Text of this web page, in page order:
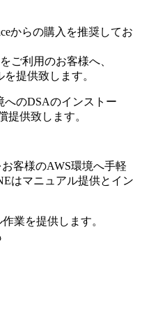
からの購入を推奨してお
ご利用のお客様へ、
提供致します。
へのDSAのインストー
提供致します。
お客様のAWS環境へ手軽
はマニュアル提供とイン